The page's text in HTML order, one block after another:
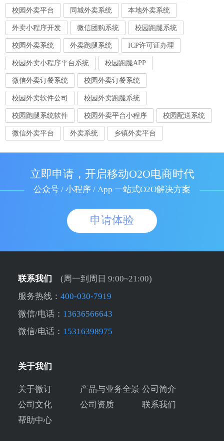
校园外卖平台 同城外卖系统 本地外卖系统
外卖小程序开发 微信团购系统 校园跑腿系统
校园外卖系统 外卖跑腿系统 ICP许可证办理
校园外卖小程序平台系统 校园跑腿APP
微信外卖订餐系统 校园外卖订餐系统
校园外卖软件公司 校园外卖跑腿系统
校园跑腿系统软件 校园外卖平台小程序 校园配送系统
微信外卖平台 外卖系统 乡镇外卖平台
立即申请，开启移动O2O电商时代
公众号 / 小程序 / App 一站式O2O解决方案
申请体验
联系我们
(周一到周日 9:00~21:00)
服务热线： 400-030-7919
微信/电话： 13636566643
微信/电话： 15316398975
关于我们
关于微订 产品与业务全景 公司简介
公司文化
公司资质
联系我们
帮助中心